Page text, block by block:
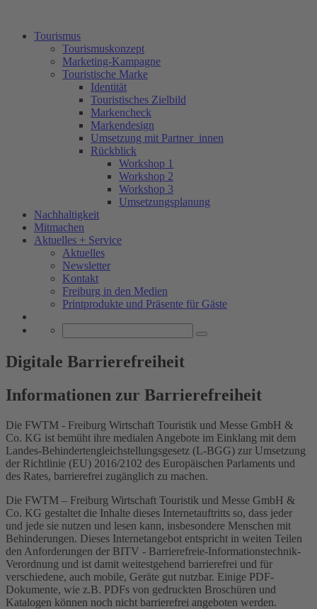
Tourismus
Tourismuskonzept
Marketing-Kampagne
Touristische Marke
Identität
Touristisches Zielbild
Markencheck
Markendesign
Umsetzung mit Partner_innen
Rückblick
Workshop 1
Workshop 2
Workshop 3
Umsetzungsplanung
Nachhaltigkeit
Mitmachen
Aktuelles + Service
Aktuelles
Newsletter
Kontakt
Freiburg in den Medien
Printprodukte und Präsente für Gäste
Digitale Barrierefreiheit
Informationen zur Barrierefreiheit
Die FWTM - Freiburg Wirtschaft Touristik und Messe GmbH &
Co. KG ist bemüht ihre medialen Angebote im Einklang mit dem
Landes-Behindertengleichstellungsgesetz (L-BGG) zur Umsetzung
der Richtlinie (EU) 2016/2102 des Europäischen Parlaments und
des Rates, barrierefrei zugänglich zu machen.
Die FWTM – Freiburg Wirtschaft Touristik und Messe GmbH &
Co. KG gestaltet die Inhalte dieses Internetauftritts so, dass jeder
und jede sie nutzen und lesen kann, insbesondere Menschen mit
Behinderungen. Dieses Internetangebot entspricht in weiten Teilen
den Anforderungen der BITV - Barrierefreie-Informationstechnik-
Verordnung und ist damit weitestgehend barrierefrei und für
verschiedene, auch mobile, Geräte gut nutzbar. Einige PDF-
Dokumente, wie z.B. PDFs von gedruckten Broschüren und
Katalogen können noch nicht barrierefrei angeboten werden.